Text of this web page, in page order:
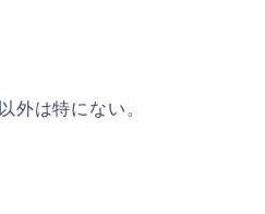
外は特にない。